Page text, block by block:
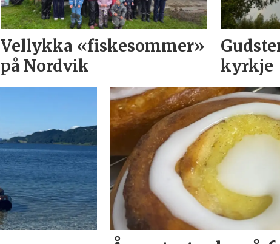
Vellykka «fiskesommer»
på Nordvik
kyrkje